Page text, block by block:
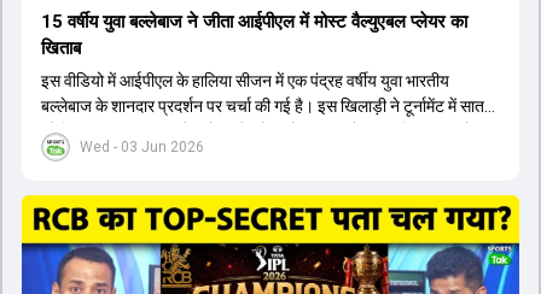
Wed - 03 Jun 2026
15 वर्षीय युवा बल्लेबाज ने जीता आईपीएल में मोस्ट वैल्युएबल प्लेयर का
खिताब
इस वीडियो में आईपीएल के हालिया सीजन में एक पंद्रह वर्षीय युवा भारतीय
बल्लेबाज के शानदार प्रदर्शन पर चर्चा की गई है। इस खिलाड़ी ने टूर्नामेंट में सात
सौ छिहत्तर रन बनाकर ऑरेंज कैप और मोस्ट वैल्युएबल प्लेयर का खिताब अपने नाम
किया है। वीडियो में बताया गया है कि ऑस्ट्रेलियाई टीम के वर्तमान कप्तान और
ऑस्ट्रेलियाई कप्तान के अनुसार, शुरुआत में लोगों को इस खिलाड़ी के प्रदर्शन पर
संदेह था, लेकिन अब उसने खुद को एक बेहतरीन बल्लेबाज साबित कर दिया है जो
गेंद को बाउंड्री के काफी पार मारने की क्षमता रखता है। वहीं, इंग्लैंड के पूर्व कप्तान
ने कहा कि टूर्नामेंट जीतने वाली टीम के अलावा इस सीजन की सबसे बड़ी बात इस